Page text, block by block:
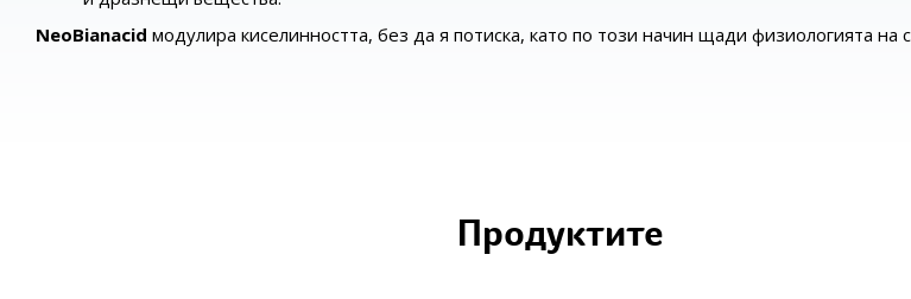
NeoBianacid модулира киселинността, без да я потиска, като по този начин щади физиологията на
Продуктите